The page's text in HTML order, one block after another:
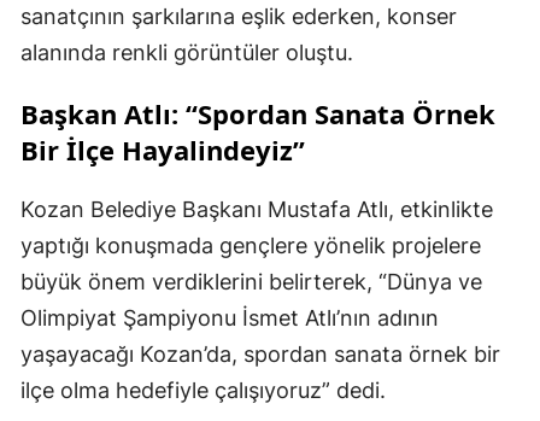
sanatçının şarkılarına eşlik ederken, konser
alanında renkli görüntüler oluştu.
Başkan Atlı: “Spordan Sanata Örnek
Bir İlçe Hayalindeyiz”
Kozan Belediye Başkanı Mustafa Atlı, etkinlikte
yaptığı konuşmada gençlere yönelik projelere
büyük önem verdiklerini belirterek, “Dünya ve
Olimpiyat Şampiyonu İsmet Atlı’nın adının
yaşayacağı Kozan’da, spordan sanata örnek bir
ilçe olma hedefiyle çalışıyoruz” dedi.